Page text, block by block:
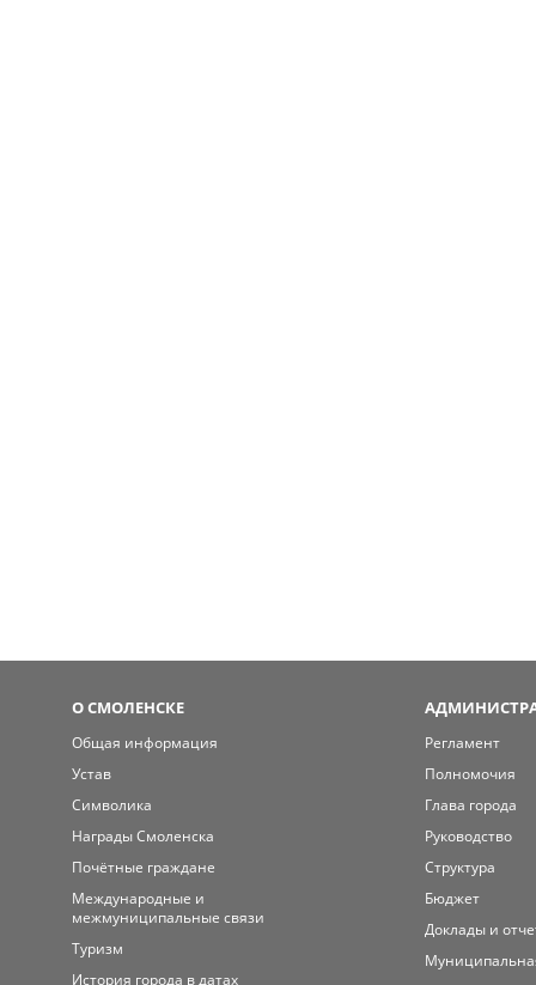
О СМОЛЕНСКЕ
Общая информация
Устав
Символика
Награды Смоленска
Почётные граждане
Международные и
межмуниципальные связи
Туризм
История города в датах
Регламент
Полномочия
Глава города
Руководство
Структура
Бюджет
Доклады и